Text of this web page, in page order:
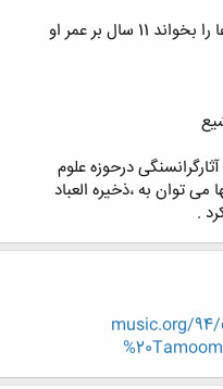
در روز جمعه آخر ماه رجب هرکس این دعا را بخواند 11 سال بر عمر او
درحوزه علوم
توان به ،ذخیره العباد
.
music.org/